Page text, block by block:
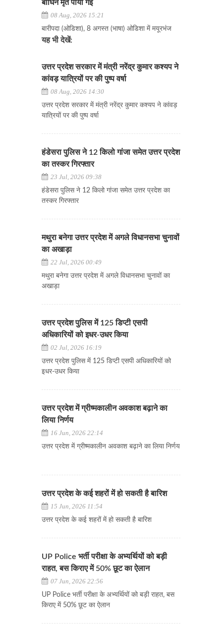
बाघिन मृत पायी गई
08 Aug, 2026 15:21
बारीपदा (ओडिशा), 8 अगस्त (भाषा) ओडिशा में मयूरभंज
यह भी देखें:
उत्तर प्रदेश सरकार में मंत्री नरेंद्र कुमार कश्यप ने
कांवड़ यात्रियों पर की पुष्प वर्षा
08 Aug, 2026 14:30
उत्तर प्रदेश सरकार में मंत्री नरेंद्र कुमार कश्यप ने कांवड़
यात्रियों पर की पुष्प वर्षा
हंडेसरा पुलिस ने 12 किलो गांजा समेत उत्तर प्रदेश
का तस्कर गिरफ्तार
23 Jul, 2026 09:38
हंडेसरा पुलिस ने 12 किलो गांजा समेत उत्तर प्रदेश का
तस्कर गिरफ्तार
मथुरा बनेगा उत्तर प्रदेश में अगले विधानसभा चुनावों
का अखाड़ा
22 Jul, 2026 00:49
मथुरा बनेगा उत्तर प्रदेश में अगले विधानसभा चुनावों का
अखाड़ा
उत्तर प्रदेश पुलिस में 125 डिप्टी एसपी
अधिकारियों को इधर-उधर किया
02 Jul, 2026 16:19
उत्तर प्रदेश पुलिस में 125 डिप्टी एसपी अधिकारियों को
इधर-उधर किया
उत्तर प्रदेश में ग्रीष्मकालीन अवकाश बढ़ाने का
लिया निर्णय
16 Jun, 2026 22:14
उत्तर प्रदेश में ग्रीष्मकालीन अवकाश बढ़ाने का लिया निर्णय
उत्तर प्रदेश के कई शहरों में हो सकती है बारिश
15 Jun, 2026 11:54
उत्तर प्रदेश के कई शहरों में हो सकती है बारिश
UP Police भर्ती परीक्षा के अभ्यर्थियों को बड़ी
राहत, बस किराए में 50% छूट का ऐलान
07 Jun, 2026 22:56
UP Police भर्ती परीक्षा के अभ्यर्थियों को बड़ी राहत, बस
किराए में 50% छूट का ऐलान